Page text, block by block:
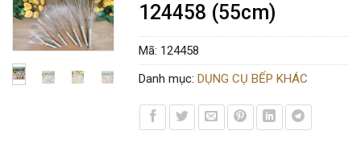
124458 (55cm)
Mã: 124458
Danh mục: DỤNG CỤ BẾP KHÁC